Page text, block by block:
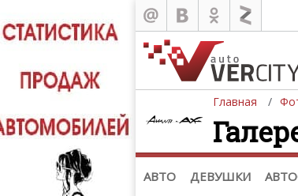
Главная
АВТО ДЕВУШКИ
Автомобили
Последние
Список марок
(+1102)